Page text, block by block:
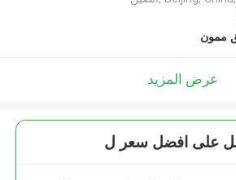
ممون
عرض المزيد
على افضل سعر ل